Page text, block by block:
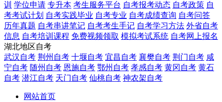
训 学位申请 专升本 考生服务平台 自考报考动态 自考政策 自
考考试计划 自考实践毕业 自考专业 自考成绩查询 自考问答
历年真题 自考串讲笔记 自考考生手记 自考学习方法 外省自考
信息 自考培训课程 免费视频领取 模拟考试系统 自考网上报名
湖北地区自考
武汉自考 荆州自考 十堰自考 宜昌自考 襄樊自考 荆门自考 咸
宁自考 随州自考 恩施自考 鄂州自考 孝感自考 黄冈自考 黄石
自考 潜江自考 天门自考 仙桃自考 神农架自考
网站首页